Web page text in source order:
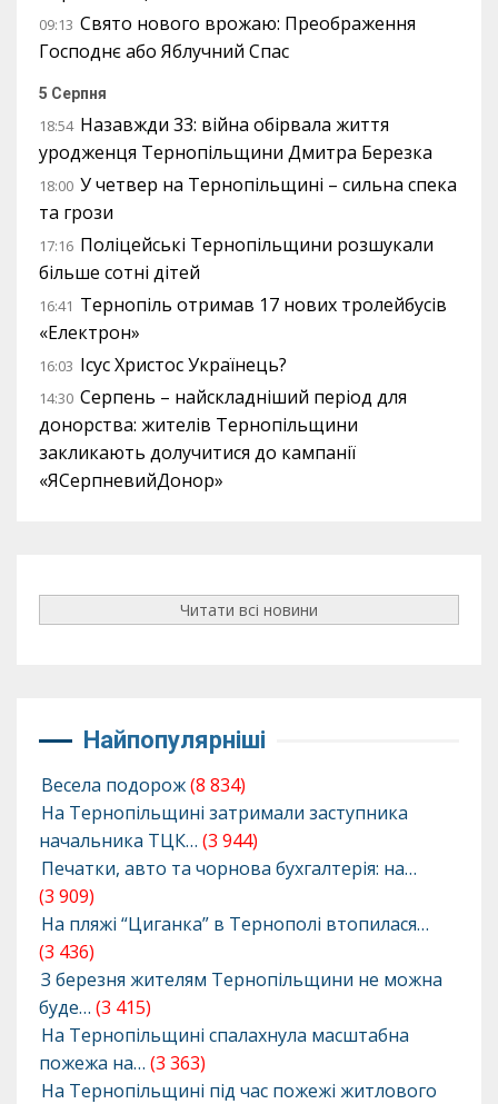
09:13 Свято нового врожаю: Преображення
Господнє або Яблучний Спас
5 Серпня
18:54 Назавжди 33: війна обірвала життя
уродженця Тернопільщини Дмитра Березка
18:00 У четвер на Тернопільщині – сильна спека
та грози
17:16 Поліцейські Тернопільщини розшукали
більше сотні дітей
16:41 Тернопіль отримав 17 нових тролейбусів
«Електрон»
16:03 Ісус Христос Українець?
14:30 Серпень – найскладніший період для
донорства: жителів Тернопільщини
закликають долучитися до кампанії
«ЯСерпневийДонор»
Читати всі новини
Найпопулярніші
Весела подорож(8 834)
На Тернопільщині затримали заступника
начальника ТЦК… (3 944)
Печатки, авто та чорнова бухгалтерія: на…
(3 909)
На пляжі “Циганка” в Тернополі втопилася…
(3 436)
З березня жителям Тернопільщини не можна
буде… (3 415)
На Тернопільщині спалахнула масштабна
пожежа на… (3 363)
На Тернопільщині під час пожежі житлового